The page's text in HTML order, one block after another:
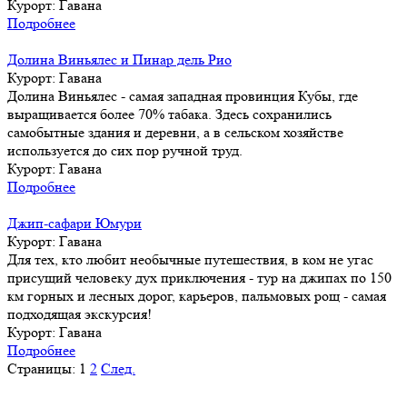
Курорт: Гавана
Подробнее
Долина Виньялес и Пинар дель Рио
Курорт: Гавана
Долина Виньялес - самая западная провинция Кубы, где
выращивается более 70% табака. Здесь сохранились
самобытные здания и деревни, а в сельском хозяйстве
используется до сих пор ручной труд.
Курорт: Гавана
Подробнее
Джип-сафари Юмури
Курорт: Гавана
Для тех, кто любит необычные путешествия, в ком не угас
присущий человеку дух приключения - тур на джипах по 150
км горных и лесных дорог, карьеров, пальмовых рощ - самая
подходящая экскурсия!
Курорт: Гавана
Подробнее
Страницы: 1 2 След.